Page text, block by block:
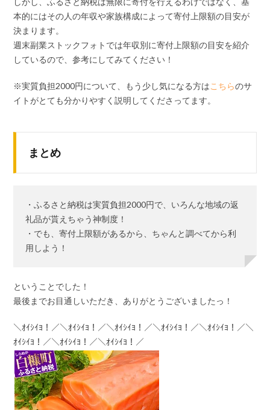
本的にはその人の年収や家族構成によって寄付上限額の目安が
決まります。
週末副業ストックフォトでは年収別に寄付上限額の目安を紹介
しているので、参考にしてみてください！
※実質負担2000円について、もう少し気になる方はこちらのサ
イトがとても分かりやすく説明してくださってます。
まとめ
・ふるさと納税は実質負担2000円で、いろんな地域の返
礼品が貰えちゃう神制度！
・でも、寄付上限額があるから、ちゃんと調べてから利
用しよう！
ということでした！
最後までお目通しいただき、ありがとうございましたっ！
＼ｵｲｼｲﾖ！／＼ｵｲｼｲﾖ！／＼ｵｲｼｲﾖ！／＼ｵｲｼｲﾖ！／＼ｵｲｼｲﾖ！／＼
ｵｲｼｲﾖ！／＼ｵｲｼｲﾖ！／＼ｵｲｼｲﾖ！／